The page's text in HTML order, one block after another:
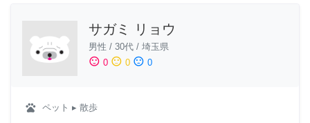
サガミ リョウ
男性 / 30代 / 埼玉県
sentiment_satisfied 0 sentiment_neutral 0 sentiment_dissatisfied 0
pets ペット ▸ 散歩